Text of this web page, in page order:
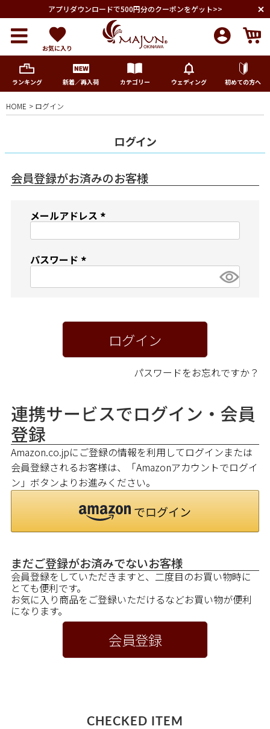
アプリダウンロードで500円分のクーポンをゲット>>
お気に入り
ランキング 新着／再入荷 カテゴリー ウェディング 初めての方へ
メンズ
キッズ
ペア商品
ランキング
サイズから探す
レーベルから探す
HOME ログイン
ログイン
会員登録がお済みのお客様
メールアドレス
必
)
パスワード
必
ログイン
パスワードをお忘れですか？
連携サービスでログイン・会員
登録
Amazon.co.jpにご登録の情報を利用してログインまたは
会員登録されるお客様は、「Amazonアカウントでログイ
ン」ボタンよりお進みください。
まだご登録がお済みでないお客様
会員登録をしていただきますと、二度目のお買い物時に
とても便利です。
お気に入り商品をご登録いただけるなどお買い物が便利
になります。
会員登録
CHECKED ITEM